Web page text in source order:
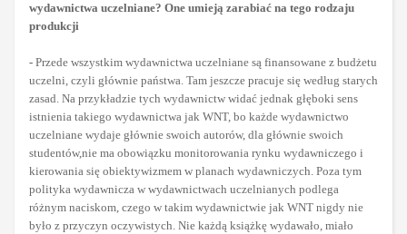
wydawnictwa uczelniane? One umieją zarabiać na tego rodzaju
produkcji
- Przede wszystkim wydawnictwa uczelniane są finansowane z budżetu
uczelni, czyli głównie państwa. Tam jeszcze pracuje się według starych
zasad. Na przykładzie tych wydawnictw widać jednak głęboki sens
istnienia takiego wydawnictwa jak WNT, bo każde wydawnictwo
uczelniane wydaje głównie swoich autorów, dla głównie swoich
studentów,nie ma obowiązku monitorowania rynku wydawniczego i
kierowania się obiektywizmem w planach wydawniczych. Poza tym
polityka wydawnicza w wydawnictwach uczelnianych podlega
różnym naciskom, czego w takim wydawnictwie jak WNT nigdy nie
było z przyczyn oczywistych. Nie każdą książkę wydawało, miało